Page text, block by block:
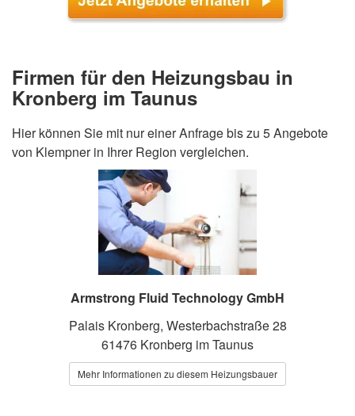
Firmen für den Heizungsbau in
Kronberg im Taunus
Hier können Sie mit nur einer Anfrage bis zu 5 Angebote
von Klempner in Ihrer Region vergleichen.
Armstrong Fluid Technology GmbH
Palais Kronberg, Westerbachstraße 28
61476 Kronberg im Taunus
Mehr Informationen zu diesem Heizungsbauer